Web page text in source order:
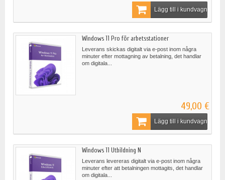
Lägg till i kundvagn
Windows 11 Pro för arbetsstationer
Leverans skickas digitalt via e-post inom några
minuter efter mottagning av betalning, det handlar
om digitala...
49,00 €
Lägg till i kundvagn
Windows 11 Utbildning N
Leverans levereras digitalt via e-post inom några
minuter efter att betalningen mottagits, det handlar
om digitala...